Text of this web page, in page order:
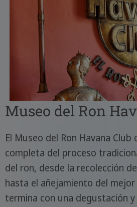
Museo del Ron
El Museo del Ron Havana
completa del proceso
del ron, desde la recolección
hasta el añejamiento del
termina con una degustación